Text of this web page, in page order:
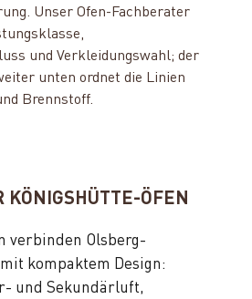
Unser Ofen-Fachberater
und Verkleidungswahl; der
unten ordnet die Linien
Brennstoff.
KÖNIGSHÜTTE-ÖFEN
verbinden Olsberg-
kompaktem Design:
und Sekundärluft,